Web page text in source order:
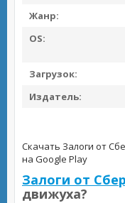
Жанр:
OS:
Загрузок:
Издатель:
Скачать Залоги от
на Google Play
Залоги от
движуха?